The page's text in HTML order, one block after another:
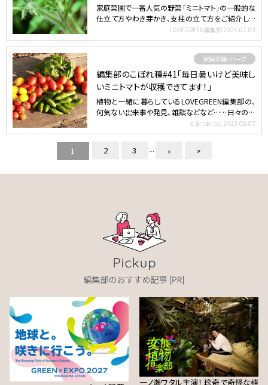
家庭菜園で一番人気の野菜「ミニトマト」の一般的な
仕立て方やわき芽かき、支柱の立て方をご紹介しま
LOVEGREEN編集部 2024.07.03
家庭菜園・ハーブ
編集部のこぼれ種#41「毎日暑いけど美味し
いミニトマトが収穫できてます！」
植物と一緒に暮らしているLOVEGREEN編集部の、
何気ない出来事や発見、雑談などなど……日々の一
とまつあつこ 2023.08.07
1 2 3 ... »
一ノ瀬ワタル主演！ 珍奇で奇怪な植